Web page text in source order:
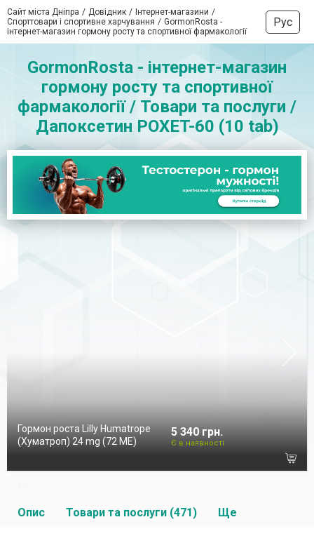
Сайт міста Дніпра Довідник
Інтернет-магазини
Спорттовари і спортивне харчування
GormonRosta -
інтернет-магазин гормону росту та спортивної фармакології
Рус
GormonRosta - інтернет-магазин
гормону росту та спортивної
фармакології / Товари та послуги /
Дапоксетин POXET-60 (10 tab)
Гормон роста Lilly Humatrope
(Хуматроп) 24 mg (72 МЕ)
5 340 грн.
Є в наявності
Опис Товари та послуги (471) Ще